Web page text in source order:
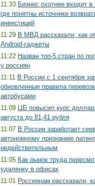
11:33 Бизнес охотнее входит в
где понятны источники
инвестиций
11:29 В МВД рассказали, как
Android-гаджеты
11:22 Назван топ-5 стран по
у россиян
11:11 В России с 1 сентября
обновленные правила
автобусами
11:09 ЦБ повысил курс
августа до 81,41 рубля
11:07 В России заработает
автономному признанию
недействительным
11:05 Как рынок труда
удаленку в офисах
11:01 Россиянам рассказали,